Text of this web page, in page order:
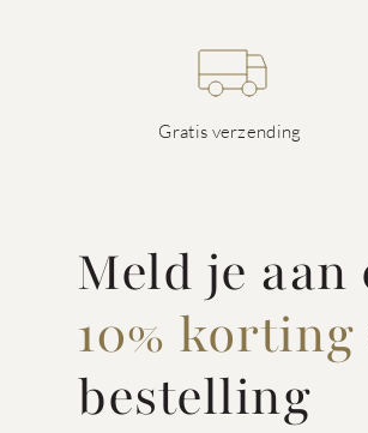
Gratis verzending
Meld je
10% korting
bestelling